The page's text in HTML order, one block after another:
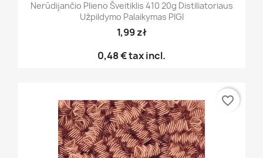
Nerūdijančio Plieno Šveitiklis 410 20g Distiliatoriaus
Užpildymo Palaikymas PIGI
1,99 zł
0,48 €tax incl.
favorite_border